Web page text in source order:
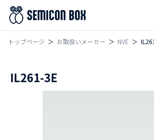
トップページ お取扱いメーカー NVE
IL261-3E